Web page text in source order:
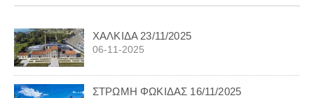
ΧΑΛΚΙΔΑ 23/11/2025
06-11-2025
ΣΤΡΩΜΗ ΦΩΚΙΔΑΣ 16/11/2025